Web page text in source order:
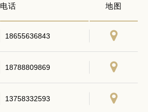
电话 地图
18655636843
18788809869
13758332593